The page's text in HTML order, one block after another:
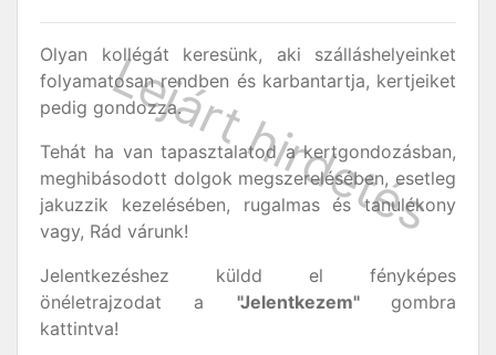
Olyan kollégát keresünk, aki szálláshelyeinket
folyamatosan rendben és karbantartja, kertjeiket
pedig gondozza.
Tehát ha van tapasztalatod a kertgondozásban,
meghibásodott dolgok megszerelésében, esetleg
jakuzzik kezelésében, rugalmas és tanulékony
vagy, Rád várunk!
Jelentkezéshez küldd el fényképes
önéletrajzodat a "Jelentkezem" gombra
kattintva!